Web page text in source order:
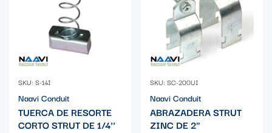
SKU: S-14I
Naavi Conduit
TUERCA DE RESORTE
CORTO STRUT DE 1/4''
SKU: SC-200UI
Naavi Conduit
ABRAZADERA STRUT
ZINC DE 2"